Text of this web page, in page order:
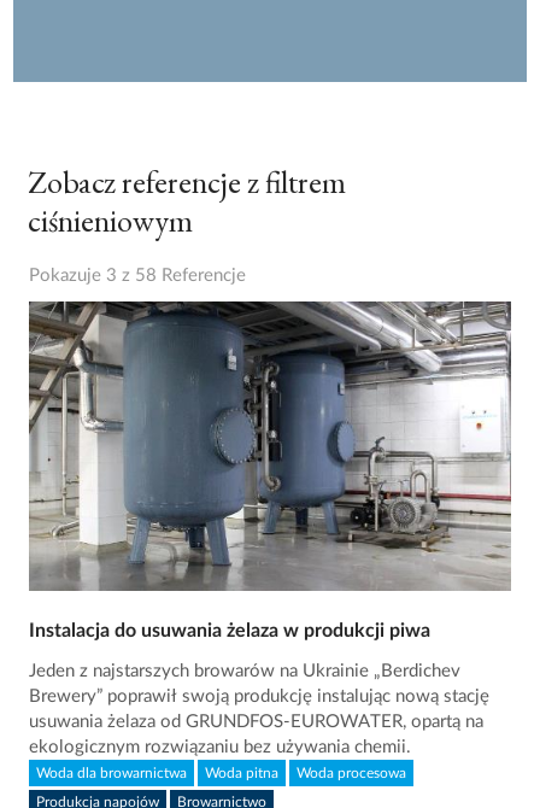
Zobacz referencje z filtrem
ciśnieniowym
Pokazuje 3 z 58 Referencje
Instalacja do usuwania żelaza w produkcji piwa
Jeden z najstarszych browarów na Ukrainie „Berdichev
Brewery” poprawił swoją produkcję instalując nową stację
usuwania żelaza od GRUNDFOS-EUROWATER, opartą na
ekologicznym rozwiązaniu bez używania chemii.
Woda dla browarnictwa Woda pitna Woda procesowa
Produkcja napojów Browarnictwo